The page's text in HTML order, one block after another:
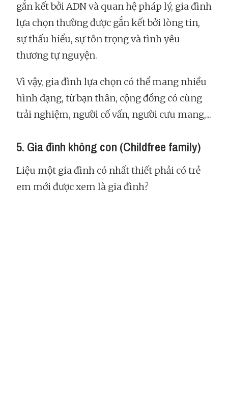
gắn kết bởi ADN và quan hệ pháp lý, gia đình
lựa chọn thường được gắn kết bởi lòng tin,
sự thấu hiểu, sự tôn trọng và tình yêu
thương tự nguyện.
Vì vậy, gia đình lựa chọn có thể mang nhiều
hình dạng, từ bạn thân, cộng đồng có cùng
trải nghiệm, người cố vấn, người cưu mang,...
5. Gia đình không con (Childfree family)
Liệu một gia đình có nhất thiết phải có trẻ
em mới được xem là gia đình?